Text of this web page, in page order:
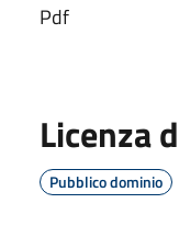
Pdf
Licenza
Pubblico dominio